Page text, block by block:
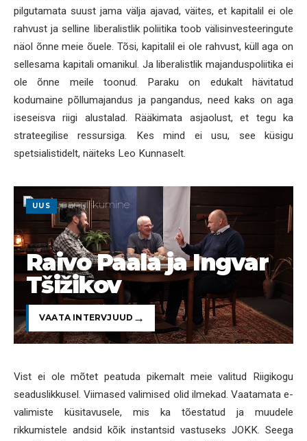
pilgutamata suust jama välja ajavad, väites, et kapitalil ei ole
rahvust ja selline liberalistlik poliitika toob välisinvesteeringute
näol õnne meie õuele. Tõsi, kapitalil ei ole rahvust, küll aga on
sellesama kapitali omanikul. Ja liberalistlik majanduspoliitika ei
ole õnne meile toonud. Paraku on edukalt hävitatud
kodumaine põllumajandus ja pangandus, need kaks on aga
iseseisva riigi alustalad. Rääkimata asjaolust, et tegu ka
strateegilise ressursiga. Kes mind ei usu, see küsigu
spetsialistidelt, näiteks Leo Kunnaselt.
UUS
Raivo Paala ja Ingvar
Tšižikov
VAATA INTERVJUUD
Vist ei ole mõtet peatuda pikemalt meie valitud Riigikogu
seaduslikkusel. Viimased valimised olid ilmekad. Vaatamata e-
valimiste küsitavusele, mis ka tõestatud ja muudele
rikkumistele andsid kõik instantsid vastuseks JOKK. Seega